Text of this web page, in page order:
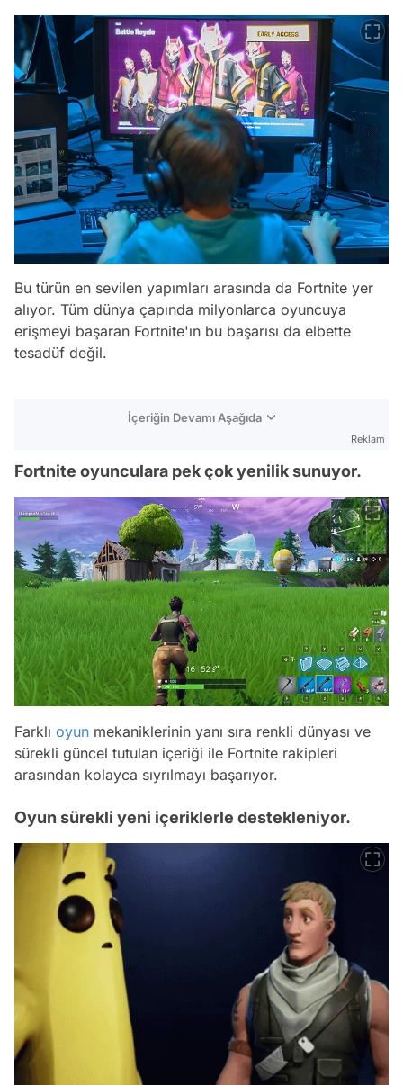
Bu türün en sevilen yapımları arasında da Fortnite yer
alıyor. Tüm dünya çapında milyonlarca oyuncuya
erişmeyi başaran Fortnite'ın bu başarısı da elbette
tesadüf değil.
İçeriğin Devamı Aşağıda
Reklam
Fortnite oyunculara pek çok yenilik sunuyor.
Farklı oyun mekaniklerinin yanı sıra renkli dünyası ve
sürekli güncel tutulan içeriği ile Fortnite rakipleri
arasından kolayca sıyrılmayı başarıyor.
Oyun sürekli yeni içeriklerle destekleniyor.